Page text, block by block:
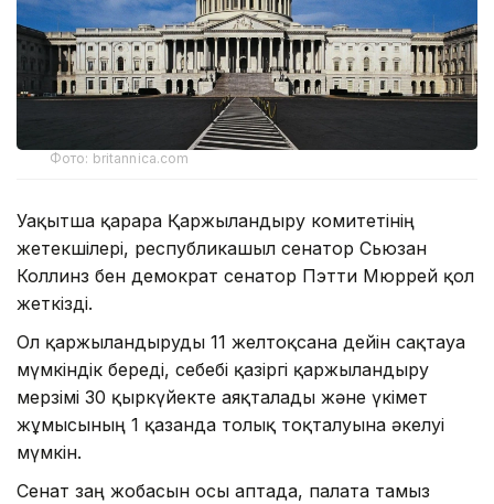
Фото: britannica.com
Уақытша қарарға Қаржыландыру комитетінің
жетекшілері, республикашыл сенатор Сьюзан
Коллинз бен демократ сенатор Пэтти Мюррей қол
жеткізді.
Ол қаржыландыруды 11 желтоқсанға дейін сақтауға
мүмкіндік береді, себебі қазіргі қаржыландыру
мерзімі 30 қыркүйекте аяқталады және үкімет
жұмысының 1 қазанда толық тоқталуына әкелуі
мүмкін.
Сенат заң жобасын осы аптада, палата тамыз